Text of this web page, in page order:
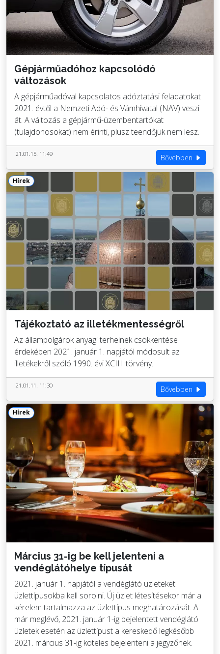
Gépjárműadóhoz kapcsolódó
változások
A gépjárműadóval kapcsolatos adóztatási feladatokat
2021. évtől a Nemzeti Adó- és Vámhivatal (NAV) veszi
át. A változás a gépjármű-üzembentartókat
(tulajdonosokat) nem érinti, plusz teendőjük nem lesz.
'21.01.15. 11:49 Bővebben
Hírek
Tájékoztató az illetékmentességről
Az állampolgárok anyagi terheinek csökkentése
érdekében 2021. január 1. napjától módosult az
illetékekről szóló 1990. évi XCIII. törvény.
'21.01.11. 11:30 Bővebben
Hírek
Március 31-ig be kell jelenteni a
vendéglátóhelye típusát
2021. január 1. napjától a vendéglátó üzleteket
üzlettípusokba kell sorolni. Új üzlet létesítésekor már a
kérelem tartalmazza az üzlettípus meghatározását. A
már meglévő, 2021. január 1-ig bejelentett vendéglátó
üzletek esetén az üzlettípust a kereskedő legkésőbb
2021. március 31-ig köteles bejelenteni a jegyzőnek.